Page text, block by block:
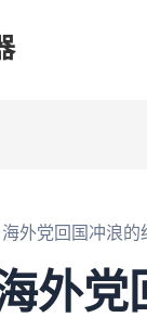
外党回国冲浪的
外党